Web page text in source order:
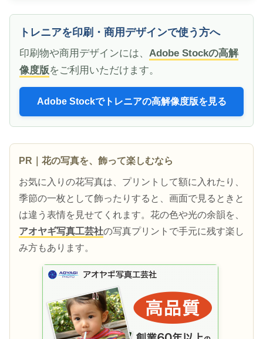
トレニアを印刷・商用デザインで使う方へ
印刷物や商用デザインには、 Adobe Stockの高解
像度版をご利用いただけます。
Adobe Stockでトレニアの高解像度版を見る
PR｜花の写真を、飾って楽しむなら
お気に入りの花写真は、プリントして額に入れたり、
季節の一枚として飾ったりすると、画面で見るときと
は違う表情を見せてくれます。花の色や光の余韻を、
アオヤギ写真工芸社の写真プリントで手元に残す楽し
み方もあります。